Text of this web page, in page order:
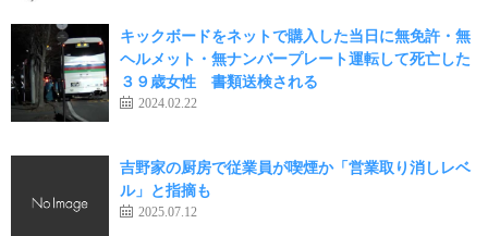
キックボードをネットで購入した当日に無免許・無
ヘルメット・無ナンバープレート運転して死亡した
３９歳女性 書類送検される
2024.02.22
吉野家の厨房で従業員が喫煙か「営業取り消しレベ
ル」と指摘も
2025.07.12